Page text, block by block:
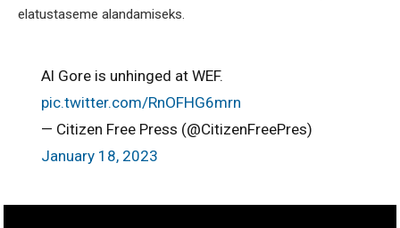
elatustaseme alandamiseks.
Al Gore is unhinged at WEF.
pic.twitter.com/RnOFHG6mrn
— Citizen Free Press (@CitizenFreePres)
January 18, 2023